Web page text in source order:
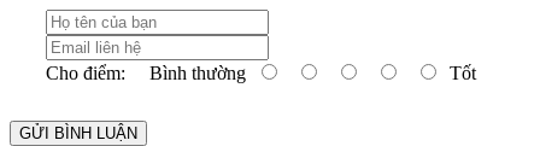
Cho điểm: Bình thường Tốt
GỬI BÌNH LUẬN